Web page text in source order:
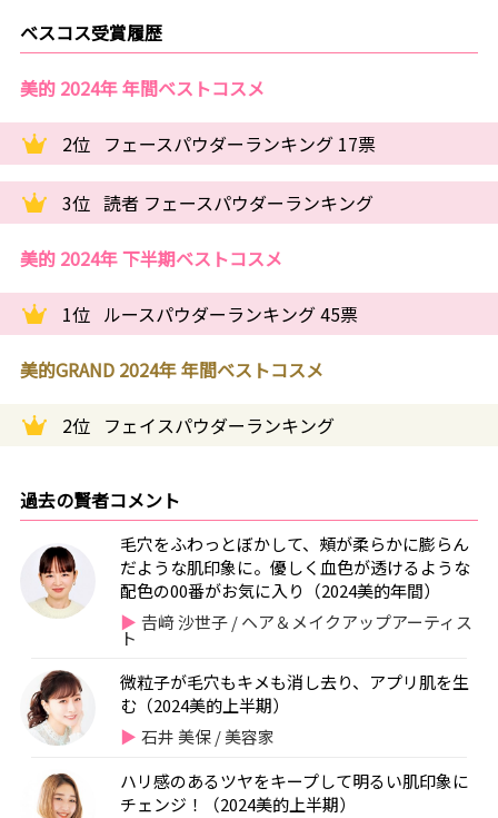
ベスコス受賞履歴
美的 2024年 年間ベストコスメ
2位 フェースパウダーランキング 17票
3位 読者 フェースパウダーランキング
美的 2024年 下半期ベストコスメ
1位 ルースパウダーランキング 45票
美的GRAND 2024年 年間ベストコスメ
2位 フェイスパウダーランキング
過去の賢者コメント
毛穴をふわっとぼかして、頰が柔らかに膨らん
だような肌印象に。優しく血色が透けるような
配色の00番がお気に入り（2024美的年間）
𠮷﨑 沙世子 / ヘア＆メイクアップアーティス
ト
微粒子が毛穴もキメも消し去り、アプリ肌を生
む（2024美的上半期）
石井 美保 / 美容家
ハリ感のあるツヤをキープして明るい肌印象に
チェンジ！（2024美的上半期）